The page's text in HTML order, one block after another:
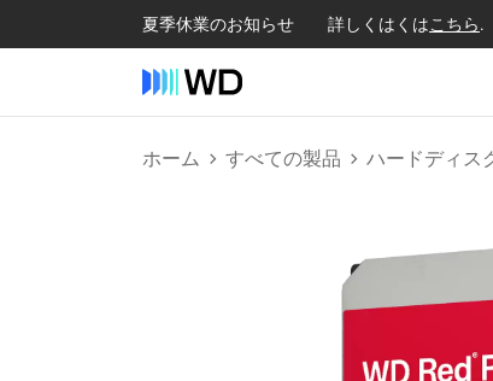
夏季休業のお知らせ 詳しくはくはこちら.
ホーム すべての製品 ハードディス